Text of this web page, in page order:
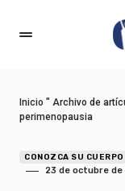
Inicio " Archivo de
perimenopausia
CONOZCA SU CUERPO
23 de octubre de